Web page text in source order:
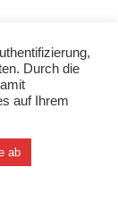
Durch die
auf Ihrem
ab